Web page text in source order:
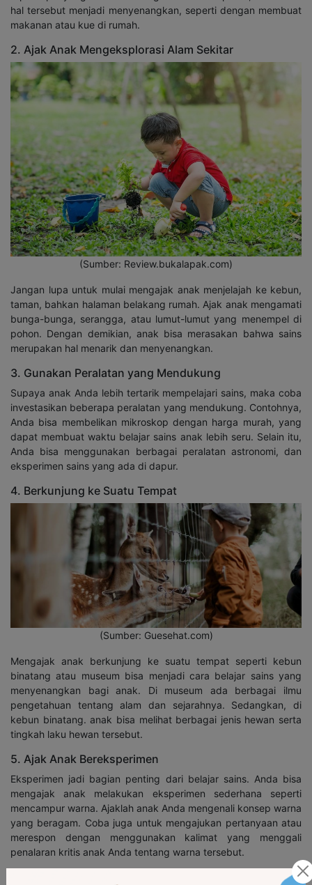
hal tersebut menjadi menyenangkan, seperti dengan membuat
makanan atau kue di rumah.
2. Ajak Anak Mengeksplorasi Alam Sekitar
(Sumber: Review.bukalapak.com)
Jangan lupa untuk mulai mengajak anak menjelajah ke kebun,
taman, bahkan halaman belakang rumah. Ajak anak mengamati
bunga-bunga, serangga, atau lumut-lumut yang menempel di
pohon. Dengan demikian, anak bisa merasakan bahwa sains
merupakan hal menarik dan menyenangkan.
3. Gunakan Peralatan yang Mendukung
Supaya anak Anda lebih tertarik mempelajari sains, maka coba
investasikan beberapa peralatan yang mendukung. Contohnya,
Anda bisa membelikan mikroskop dengan harga murah, yang
dapat membuat waktu belajar sains anak lebih seru. Selain itu,
Anda bisa menggunakan berbagai peralatan astronomi, dan
eksperimen sains yang ada di dapur.
4. Berkunjung ke Suatu Tempat
(Sumber: Guesehat.com)
Mengajak anak berkunjung ke suatu tempat seperti kebun
binatang atau museum bisa menjadi cara belajar sains yang
menyenangkan bagi anak. Di museum ada berbagai ilmu
pengetahuan tentang alam dan sejarahnya. Sedangkan, di
kebun binatang. anak bisa melihat berbagai jenis hewan serta
tingkah laku hewan tersebut.
5. Ajak Anak Bereksperimen
Eksperimen jadi bagian penting dari belajar sains. Anda bisa
mengajak anak melakukan eksperimen sederhana seperti
mencampur warna. Ajaklah anak Anda mengenali konsep warna
yang beragam. Coba juga untuk mengajukan pertanyaan atau
merespon dengan menggunakan kalimat yang menggali
penalaran kritis anak Anda tentang warna tersebut.